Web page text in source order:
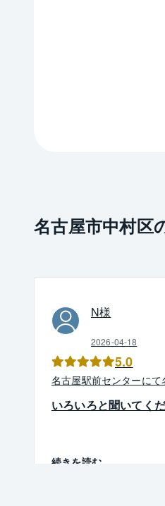
名古屋市中村区
N様
2026-04-18
5.0
名古屋駅前センターにて
いろいろと聞いてく
続きを読む